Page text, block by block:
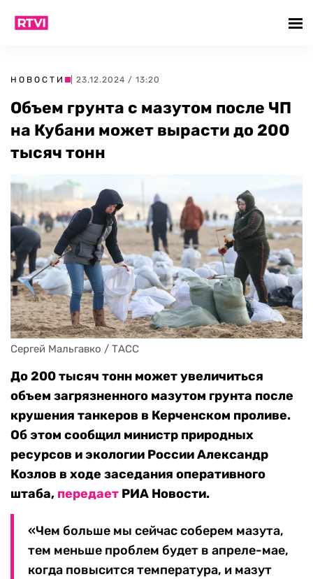
НОВОСТИ | 23.12.2024 / 13:20
Объем грунта с мазутом после ЧП
на Кубани может вырасти до 200
тысяч тонн
Сергей Мальгавко / ТАСС
До 200 тысяч тонн может увеличиться
объем загрязненного мазутом грунта после
крушения танкеров в Керченском проливе.
Об этом сообщил министр природных
ресурсов и экологии России Александр
Козлов в ходе заседания оперативного
штаба, передает РИА Новости.
«Чем больше мы сейчас соберем мазута,
тем меньше проблем будет в апреле-мае,
когда повысится температура, и мазут